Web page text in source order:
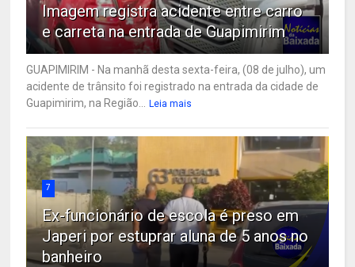
Imagem registra acidente entre carro
e carreta na entrada de Guapimirim
GUAPIMIRIM - Na manhã desta sexta-feira, (08 de julho), um
acidente de trânsito foi registrado na entrada da cidade de
Guapimirim, na Região...
Leia mais
7
Ex-funcionário de escola é preso em
Japeri por estuprar aluna de 5 anos no
banheiro